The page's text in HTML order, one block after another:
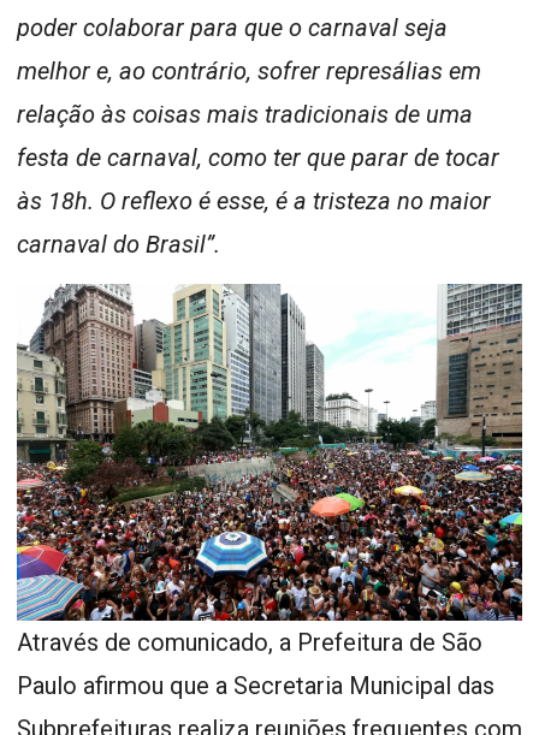
poder colaborar para que o carnaval seja
melhor e, ao contrário, sofrer represálias em
relação às coisas mais tradicionais de uma
festa de carnaval, como ter que parar de tocar
às 18h. O reflexo é esse, é a tristeza no maior
carnaval do Brasil”.
Através de comunicado, a Prefeitura de São
Paulo afirmou que a Secretaria Municipal das
Subprefeituras realiza reuniões frequentes com